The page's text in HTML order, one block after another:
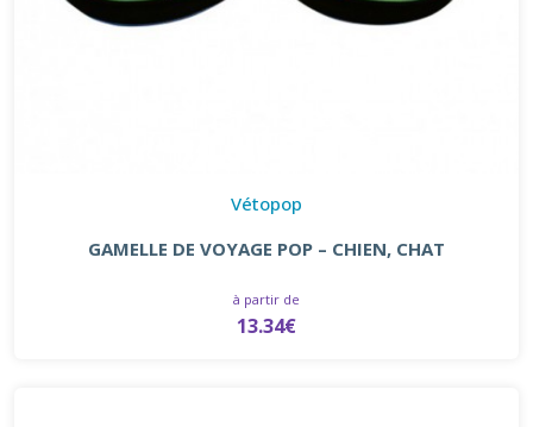
Vétopop
GAMELLE DE VOYAGE POP – CHIEN, CHAT
à partir de
13.34€